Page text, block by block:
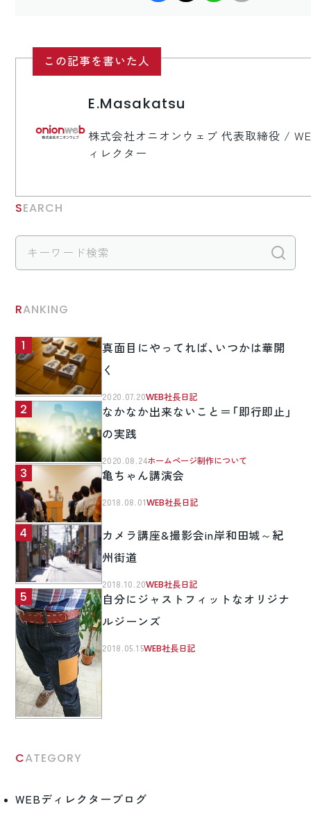
この記事を書いた人
E.Masakatsu
株式会社オニオンウェブ 代表取締役 /
ィレクター
SEARCH
RANKING
真面目にやってれば、いつかは華開
く
2020.07.20WEB社長日記
なかなか出来ないこと＝「即行即止」
の実践
2020.08.24ホームページ制作について
亀ちゃん講演会
2018.08.01WEB社長日記
カメラ講座&撮影会in岸和田城～紀
州街道
2018.10.20WEB社長日記
自分にジャストフィットなオリジナ
ルジーンズ
2018.05.15WEB社長日記
CATEGORY
WEBディレクターブログ